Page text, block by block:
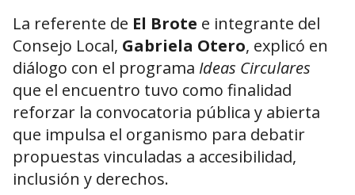
La referente de El Brote e integrante del
Consejo Local, Gabriela Otero, explicó en
diálogo con el programa Ideas Circulares
que el encuentro tuvo como finalidad
reforzar la convocatoria pública y abierta
que impulsa el organismo para debatir
propuestas vinculadas a accesibilidad,
inclusión y derechos.